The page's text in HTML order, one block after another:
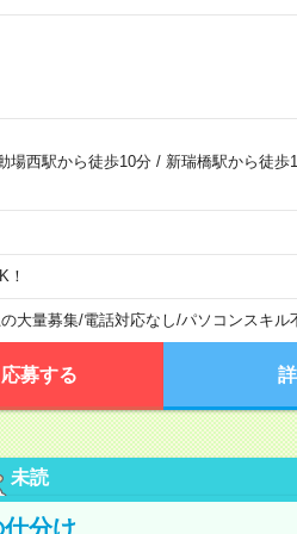
場西駅から徒歩10分/ 新瑞橋駅から徒歩
！
大量募集/電話対応なし/パソコンスキル
応募する
未読
分け